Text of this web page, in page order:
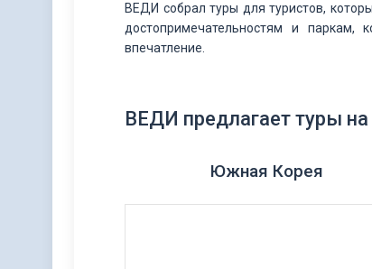
ВЕДИ собрал туры для туристов,
достопримечательностям и паркам,
впечатление.
ВЕДИ предлагает туры
Южная